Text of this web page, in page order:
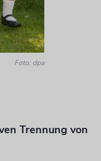
Foto: dpa
Trennung von